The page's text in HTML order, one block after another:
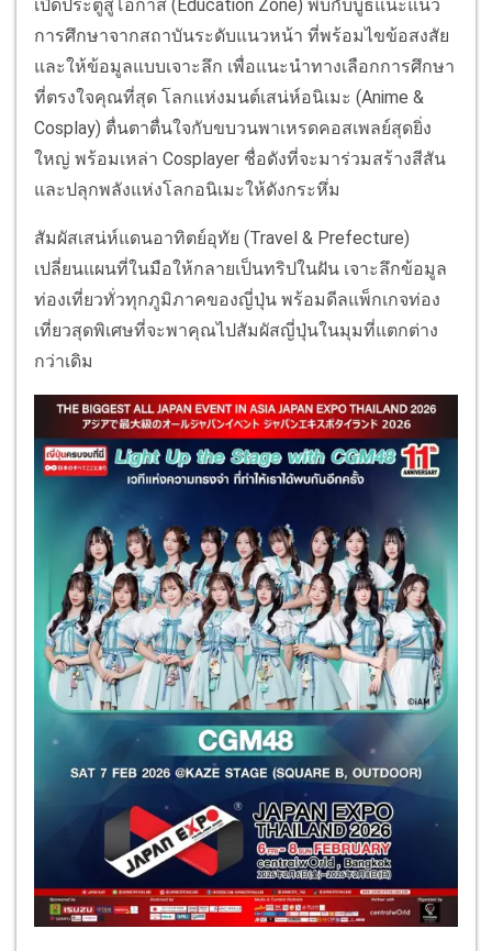
เปิดประตูสู่โอกาส (Education Zone) พบกับบูธแนะแนว
การศึกษาจากสถาบันระดับแนวหน้า ที่พร้อมไขข้อสงสัย
และให้ข้อมูลแบบเจาะลึก เพื่อแนะนำทางเลือกการศึกษา
ที่ตรงใจคุณที่สุด โลกแห่งมนต์เสน่ห์อนิเมะ (Anime &
Cosplay) ตื่นตาตื่นใจกับขบวนพาเหรดคอสเพลย์สุดยิ่ง
ใหญ่ พร้อมเหล่า Cosplayer ชื่อดังที่จะมาร่วมสร้างสีสัน
และปลุกพลังแห่งโลกอนิเมะให้ดังกระหึ่ม
สัมผัสเสน่ห์แดนอาทิตย์อุทัย (Travel & Prefecture)
เปลี่ยนแผนที่ในมือให้กลายเป็นทริปในฝัน เจาะลึกข้อมูล
ท่องเที่ยวทั่วทุกภูมิภาคของญี่ปุ่น พร้อมดีลแพ็กเกจท่อง
เที่ยวสุดพิเศษที่จะพาคุณไปสัมผัสญี่ปุ่นในมุมที่แตกต่าง
กว่าเดิม